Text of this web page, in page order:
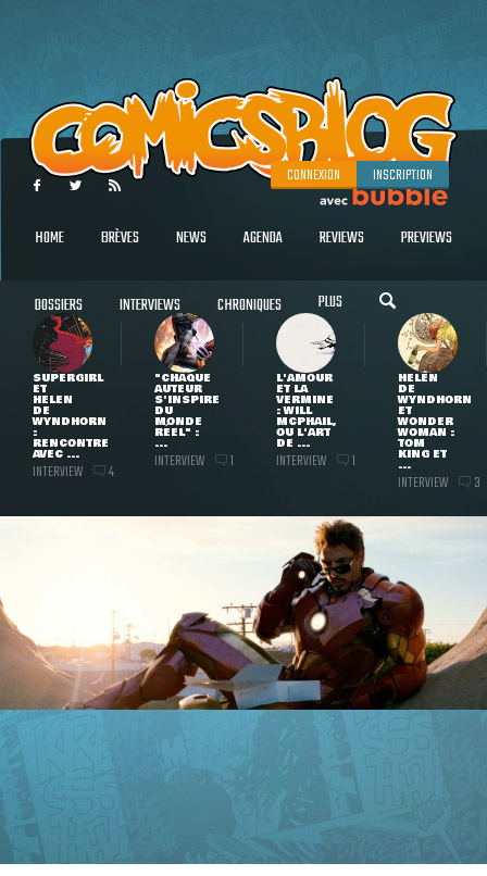
CONNEXION INSCRIPTION
HOME BRÈVES NEWS AGENDA REVIEWS PREVIEWS
DOSSIERS INTERVIEWS CHRONIQUES PLUS
SUPERGIRL
ET
HELEN
DE
WYNDHORN
:
RENCONTRE
AVEC ...
INTERVIEW 4
"CHAQUE
AUTEUR
S'INSPIRE
DU
MONDE
RÉEL" :
...
INTERVIEW 1
L'AMOUR
ET LA
VERMINE
: WILL
MCPHAIL,
OU L'ART
DE ...
INTERVIEW 1
HELEN
DE
WYNDHORN
ET
WONDER
WOMAN :
TOM
KING ET
...
INTERVIEW 3